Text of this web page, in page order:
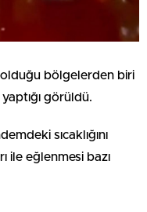
olduğu bölgelerden biri
görüldü.
sıcaklığını
ile eğlenmesi bazı